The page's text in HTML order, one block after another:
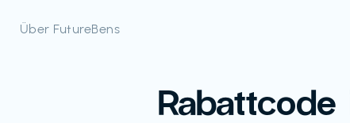
Über FutureBens